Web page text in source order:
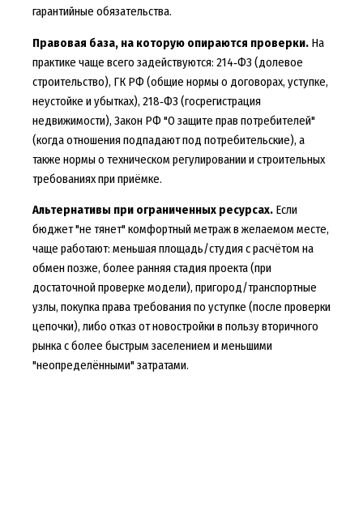
гарантийные обязательства.
Правовая база, на которую опираются проверки.На
практике чаще всего задействуются: 214‑ФЗ (долевое
строительство), ГК РФ (общие нормы о договорах, уступке,
неустойке и убытках), 218‑ФЗ (госрегистрация
недвижимости), Закон РФ "О защите прав потребителей"
(когда отношения подпадают под потребительские), а
также нормы о техническом регулировании и строительных
требованиях при приёмке.
Альтернативы при ограниченных ресурсах.Если
бюджет "не тянет" комфортный метраж в желаемом месте,
чаще работают: меньшая площадь/студия с расчётом на
обмен позже, более ранняя стадия проекта (при
достаточной проверке модели), пригород/транспортные
узлы, покупка права требования по уступке (после проверки
цепочки), либо отказ от новостройки в пользу вторичного
рынка с более быстрым заселением и меньшими
"неопределёнными" затратами.